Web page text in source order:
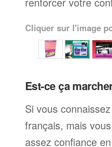
Cliquer sur l'image
Est-ce ça
Si vous
français, mais
assez confiance